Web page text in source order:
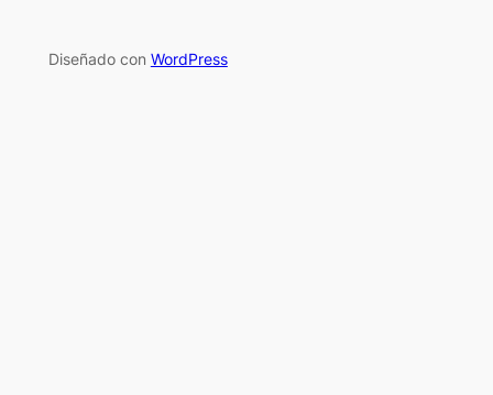
Diseñado con WordPress